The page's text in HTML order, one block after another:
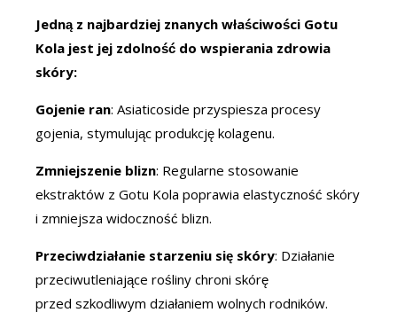
Jedną z najbardziej znanych właściwości Gotu
Kola jest jej zdolność do wspierania zdrowia
skóry:
Gojenie ran: Asiaticoside przyspiesza procesy
gojenia, stymulując produkcję kolagenu.
Zmniejszenie blizn: Regularne stosowanie
ekstraktów z Gotu Kola poprawia elastyczność skóry
i zmniejsza widoczność blizn.
Przeciwdziałanie starzeniu się skóry: Działanie
przeciwutleniające rośliny chroni skórę
przed szkodliwym działaniem wolnych rodników.